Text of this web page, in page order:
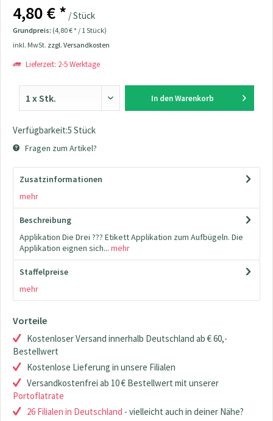
4,80 € * / Stück
Grundpreis: (4,80 € * / 1 Stück)
inkl. MwSt. zzgl. Versandkosten
Lieferzeit: 2-5 Werktage
In den Warenkorb
Verfügbarkeit:5 Stück
Fragen zum Artikel?
Zusatzinformationen
mehr
Beschreibung
Applikation Die Drei ??? Etikett Applikation zum Aufbügeln. Die
Applikation eignen sich... mehr
Staffelpreise
mehr
Vorteile
Kostenloser Versand innerhalb Deutschland ab € 60,-
Bestellwert
Kostenlose Lieferung in unsere Filialen
Versandkostenfrei ab 10 € Bestellwert mit unserer
Portoflatrate
26 Filialen in Deutschland - vielleicht auch in deiner Nähe?